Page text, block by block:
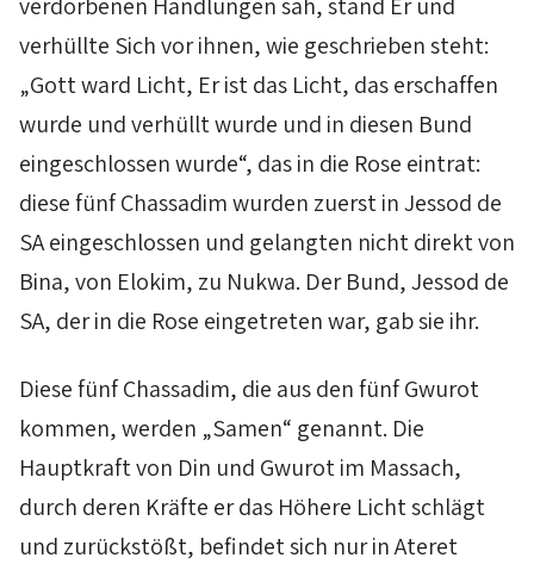
verhüllte Sich vor ihnen, wie geschrieben steht:
„Gott ward Licht, Er ist das Licht, das erschaffen
wurde und verhüllt wurde und in diesen Bund
eingeschlossen wurde“, das in die Rose eintrat:
diese fünfChassadimwurden zuerst inJessod de
SAeingeschlossen und gelangten nicht direkt von
Bina, von Elokim, zu Nukwa. Der Bund,Jessod de
SA, der in die Rose eingetreten war, gab sie ihr.
Diese fünfChassadim, die aus den fünfGwurot
kommen, werden „Samen“ genannt. Die
Hauptkraft von Din und Gwurotim Massach,
durch deren Kräfte er das Höhere Licht schlägt
und zurückstößt, befindet sich nur inAteret